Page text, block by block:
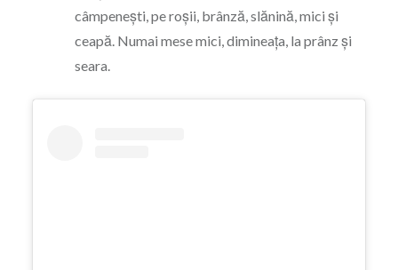
câmpenești, pe roșii, brânză, slănină, mici și
ceapă. Numai mese mici, dimineața, la prânz și
seara.